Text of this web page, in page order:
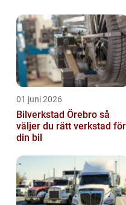
decennier.
konsumenter en
01 juni 2026
Bilverkstad Örebro så
väljer du rätt verkstad för
din bil